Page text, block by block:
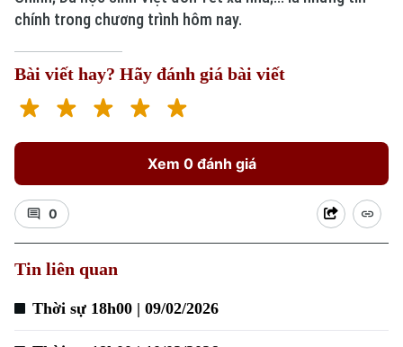
chính trong chương trình hôm nay.
Bài viết hay? Hãy đánh giá bài viết
Xem 0 đánh giá
0
Tin liên quan
Thời sự 18h00 | 09/02/2026